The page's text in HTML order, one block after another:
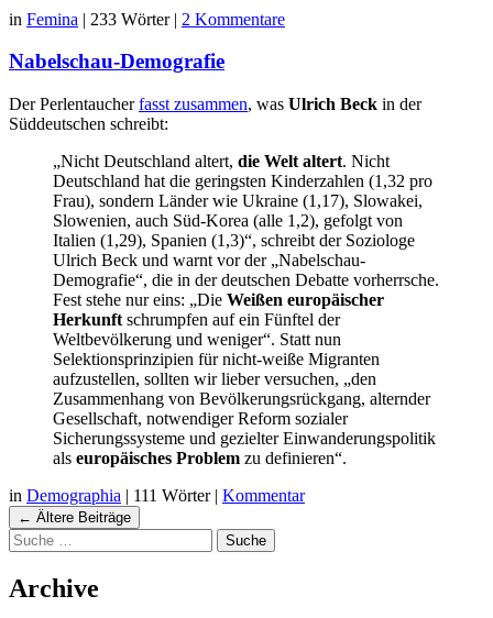
in Femina | 233 Wörter | 2 Kommentare
Nabelschau-Demografie
Der Perlentaucherfasst zusammen, was Ulrich Beck in der
Süddeutschen schreibt:
„Nicht Deutschland altert, die Welt altert. Nicht
Deutschland hat die geringsten Kinderzahlen (1,32 pro
Frau), sondern Länder wie Ukraine (1,17), Slowakei,
Slowenien, auch Süd-Korea (alle 1,2), gefolgt von
Italien (1,29), Spanien (1,3)“, schreibt der Soziologe
Ulrich Beck und warnt vor der „Nabelschau-
Demografie“, die in der deutschen Debatte vorherrsche.
Fest stehe nur eins: „Die Weißen europäischer
Herkunft schrumpfen auf ein Fünftel der
Weltbevölkerung und weniger“. Statt nun
Selektionsprinzipien für nicht-weiße Migranten
aufzustellen, sollten wir lieber versuchen, „den
Zusammenhang von Bevölkerungsrückgang, alternder
Gesellschaft, notwendiger Reform sozialer
Sicherungssysteme und gezielter Einwanderungspolitik
als europäisches Problem zu definieren“.
in Demographia | 111 Wörter | Kommentar
Navigation
Beiträgen
← Ältere Beiträge
Suche
Archive